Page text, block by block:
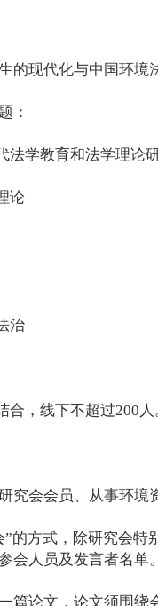
现代化与中国环境
：
学教育和法学理论
论
治
，线下不超过200人
会员、从事环境
式，除研究会特
会人员及发言者名单
文，论文须围绕